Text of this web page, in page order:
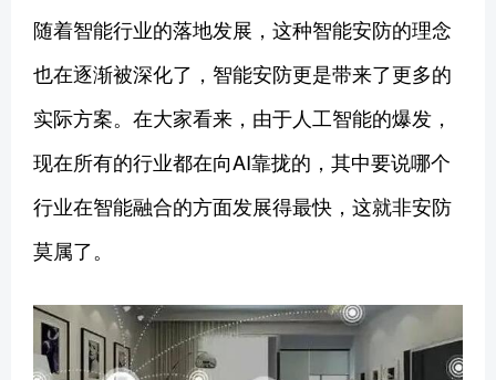
随着智能行业的落地发展，这种智能安防的理念
也在逐渐被深化了，智能安防更是带来了更多的
实际方案。在大家看来，由于人工智能的爆发，
现在所有的行业都在向AI靠拢的，其中要说哪个
行业在智能融合的方面发展得最快，这就非安防
莫属了。